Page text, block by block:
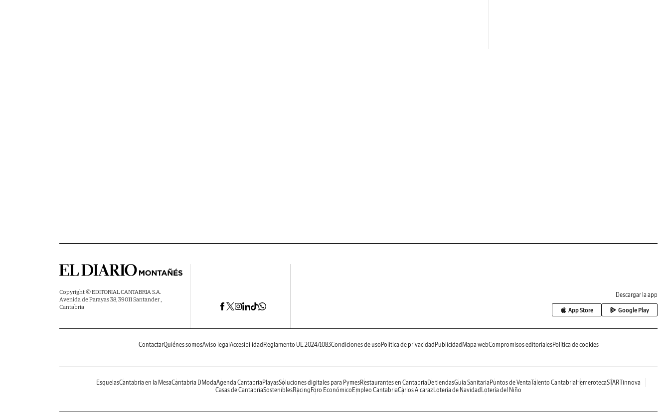
Copyright © EDITORIAL CANTABRIA S.A.
Avenida de Parayas 38, 39011 Santander ,
Cantabria
Descargar la app
App Store Google Play
ContactarQuiénes somosAviso legal Accesibilidad Reglamento UE 2024/1083Condiciones de uso Política de privacidad Publicidad Mapa webCompromisos editorialesPolítica de cookies
EsquelasCantabria en la MesaCantabria DModaAgenda Cantabria PlayasSoluciones digitales para PymesRestaurantes en Cantabria De tiendasGuía Sanitaria Puntos de VentaTalento Cantabria HemerotecaSTARTinnova
Casas de CantabriaSosteniblesRacing Foro Económico Empleo CantabriaCarlos AlcarazLotería de Navidad Lotería del Niño